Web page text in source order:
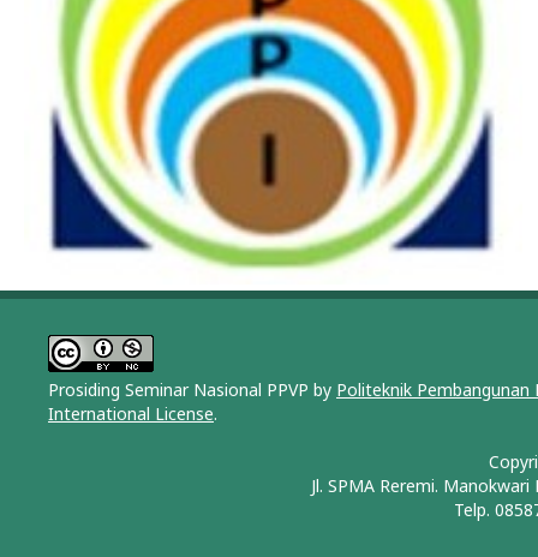
Prosiding Seminar Nasional PPVP by Politeknik
International License.
Jl. SPMA Reremi.
Telp.